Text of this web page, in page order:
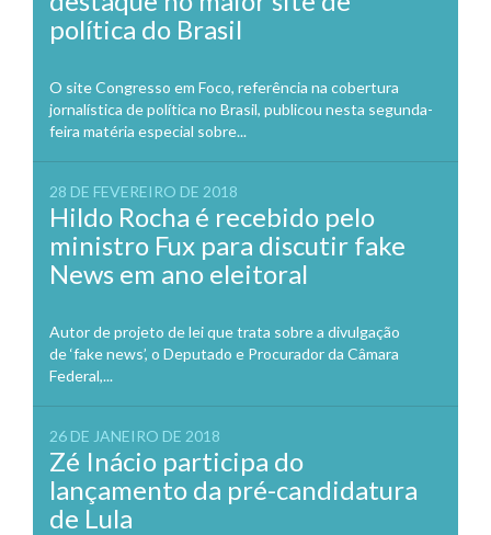
política do Brasil
O site Congresso em Foco, referência na cobertura
jornalística de política no Brasil, publicou nesta segunda-
feira matéria especial sobre...
28 DE FEVEREIRO DE 2018
Hildo Rocha é recebido pelo
ministro Fux para discutir fake
News em ano eleitoral
Autor de projeto de lei que trata sobre a divulgação
de ‘fake news’, o Deputado e Procurador da Câmara
Federal,...
26 DE JANEIRO DE 2018
Zé Inácio participa do
lançamento da pré-candidatura
de Lula